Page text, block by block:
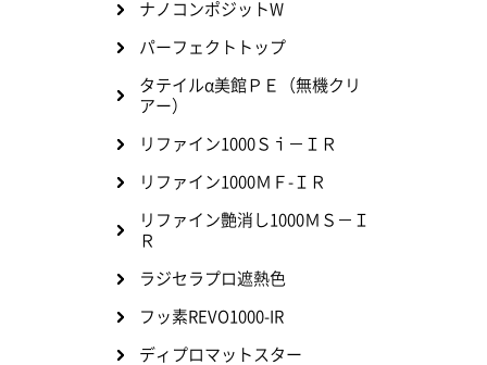
ナノコンポジットW
パーフェクトトップ
タテイルα美館ＰＥ（無機クリ
アー）
リファイン1000Ｓｉ－ＩＲ
リファイン1000ＭＦ-ＩＲ
リファイン艶消し1000ＭＳ－Ｉ
Ｒ
ラジセラプロ遮熱色
フッ素REVO1000-IR
ディプロマットスター